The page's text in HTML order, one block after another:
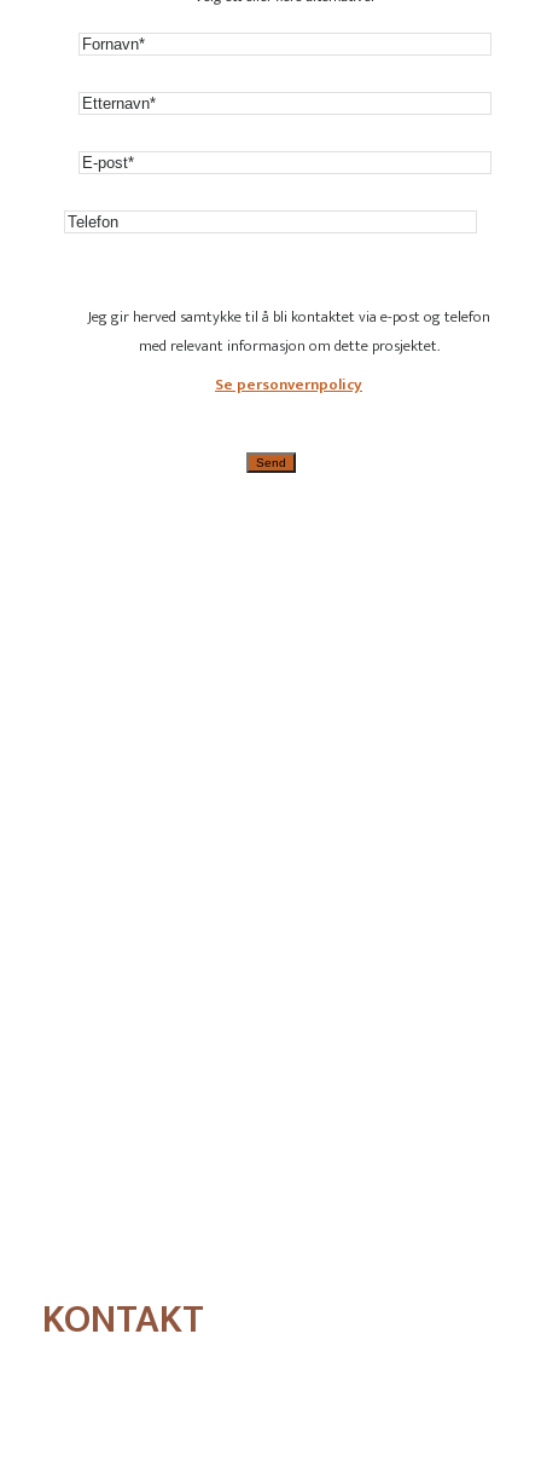
Jeg gir herved samtykke til å bli kontaktet via e-post og telefon
med relevant informasjon om dette prosjektet.
Se personvernpolicy
KONTAKT